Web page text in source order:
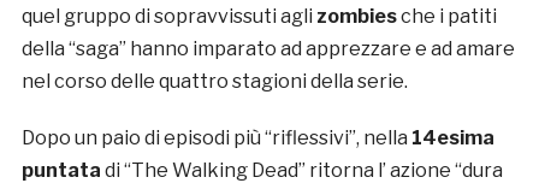
quel gruppo di sopravvissuti agli zombiesche i patiti
della “saga” hanno imparato ad apprezzare e ad amare
nel corso delle quattro stagioni della serie.
Dopo un paio di episodi più “riflessivi”, nella 14esima
puntata di “The Walking Dead” ritorna l’ azione “dura